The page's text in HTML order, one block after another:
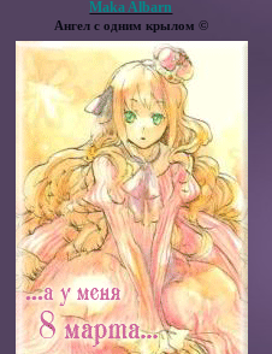
Maka Albarn
Ангел с одним крылом ©